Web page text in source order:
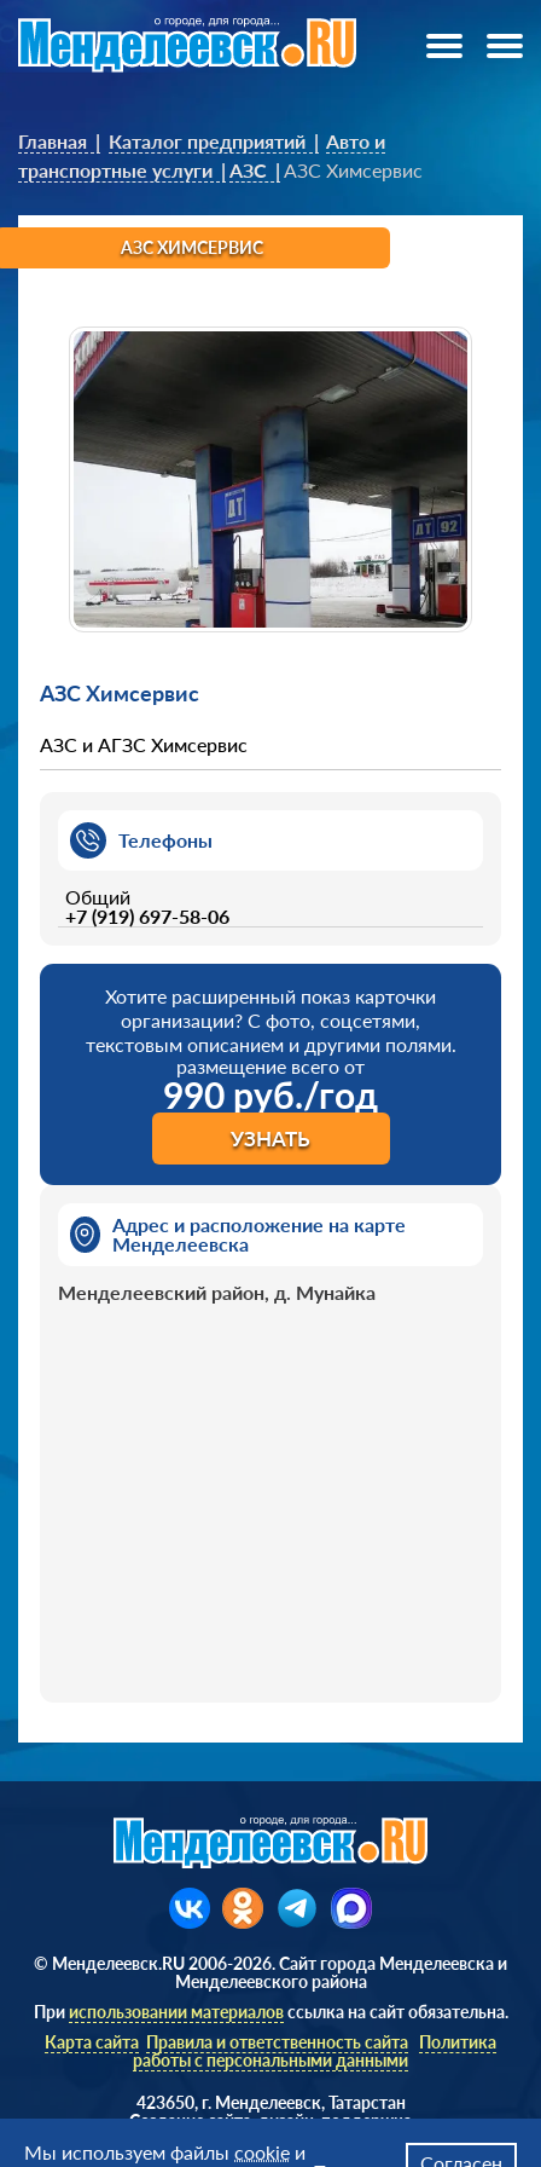
Главная Каталог предприятий
Авто и
транспортные услуги
АЗС АЗС Химсервис
АЗС ХИМСЕРВИС
АЗС Химсервис
АЗС и АГЗС Химсервис
Телефоны
Общий
+7 (919) 697-58-06
Хотите расширенный показ карточки
организации? С фото, соцсетями,
текстовым описанием и другими полями.
размещение всего от
990 руб./год
УЗНАТЬ
Адрес и расположение на карте
Менделеевска
Менделеевский район, д. Мунайка
© Менделеевск.RU 2006-2026. Сайт города Менделеевска и
Менделеевского района
Прииспользовании материаловссылка на сайт обязательна.
Карта сайта Правила и ответственность сайта Политика
работы с персональными данными
423650, г. Менделеевск, Татарстан
Cоздание сайта, дизайн, поддержка
Мы используем файлы cookie и